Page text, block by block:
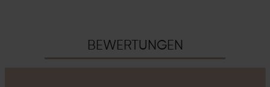
BEWERTUNGEN